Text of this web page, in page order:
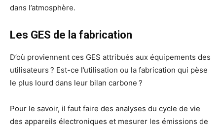
dans l’atmosphère.
Les GES de la fabrication
D’où proviennent ces GES attribués aux équipements des
utilisateurs ? Est-ce l’utilisation ou la fabrication qui pèse
le plus lourd dans leur bilan carbone ?
Pour le savoir, il faut faire des analyses du cycle de vie
des appareils électroniques et mesurer les émissions de